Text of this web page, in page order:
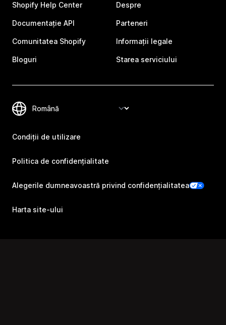
Shopify Help Center
Documentație API
Comunitatea Shopify
Bloguri
Despre
Parteneri
Informații legale
Starea serviciului
Condiții de utilizare
Politica de confidențialitate
Alegerile dumneavoastră privind confidențialitatea
Harta site-ului